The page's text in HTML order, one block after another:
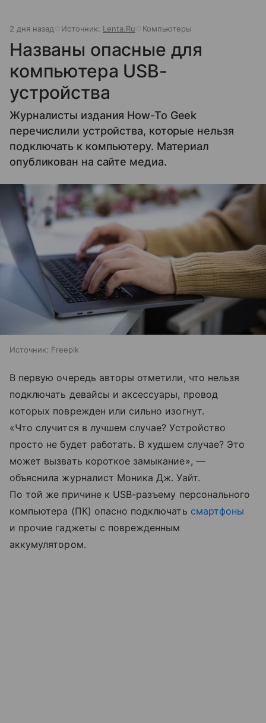
2 дня назад Источник: Lenta.Ru Компьютеры
Названы опасные для
компьютера USB-
устройства
Журналисты издания How-To Geek
перечислили устройства, которые нельзя
подключать к компьютеру. Материал
опубликован на сайте медиа.
Источник: Freepik
В первую очередь авторы отметили, что нельзя
подключать девайсы и аксессуары, провод
которых поврежден или сильно изогнут.
«Что случится в лучшем случае? Устройство
просто не будет работать. В худшем случае? Это
может вызвать короткое замыкание», —
объяснила журналист Моника Дж. Уайт.
По той же причине к USB-разъему персонального
компьютера (ПК) опасно подключать смартфоны
и прочие гаджеты с поврежденным
аккумулятором.